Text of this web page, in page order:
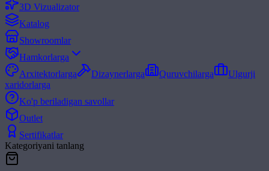
3D Vizualizator
Katalog
Showroomlar
Hamkorlarga
Arxitektorlarga
Dizaynerlarga Quruvchilarga
Ulgurji
xaridorlarga
Ko'p beriladigan savollar
Outlet
Sertifikatlar
Kategoriyani tanlang